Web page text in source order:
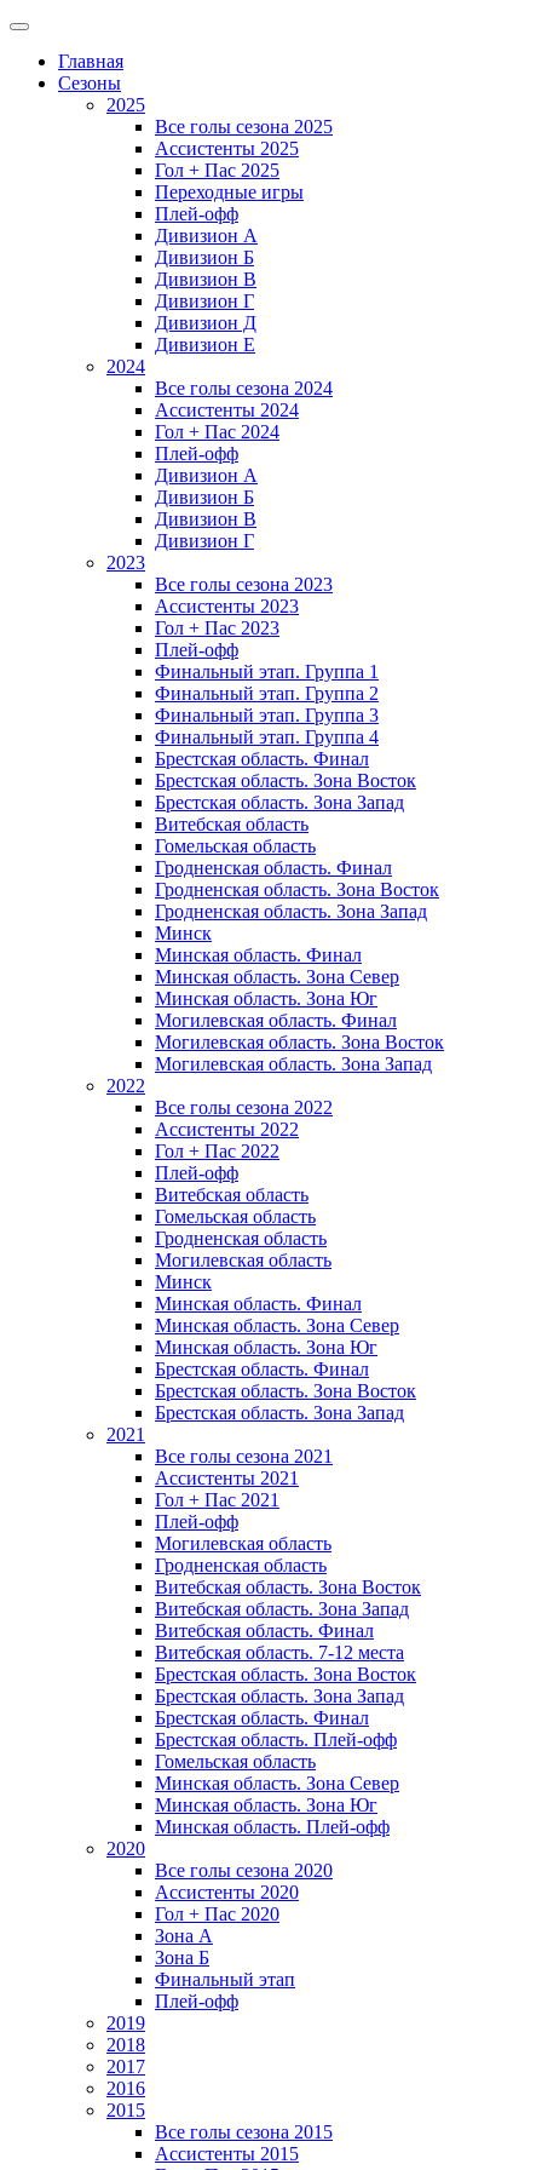
Главная
Сезоны
2025
Все голы сезона 2025
Ассистенты 2025
Гол + Пас 2025
Переходные игры
Плей-офф
Дивизион A
Дивизион Б
Дивизион В
Дивизион Г
Дивизион Д
Дивизион Е
2024
Все голы сезона 2024
Ассистенты 2024
Гол + Пас 2024
Плей-офф
Дивизион A
Дивизион Б
Дивизион В
Дивизион Г
2023
Все голы сезона 2023
Ассистенты 2023
Гол + Пас 2023
Плей-офф
Финальный этап. Группа 1
Финальный этап. Группа 2
Финальный этап. Группа 3
Финальный этап. Группа 4
Брестская область. Финал
Брестская область. Зона Восток
Брестская область. Зона Запад
Витебская область
Гомельская область
Гродненская область. Финал
Гродненская область. Зона Восток
Гродненская область. Зона Запад
Минск
Минская область. Финал
Минская область. Зона Север
Минская область. Зона Юг
Могилевская область. Финал
Могилевская область. Зона Восток
Могилевская область. Зона Запад
2022
Все голы сезона 2022
Ассистенты 2022
Гол + Пас 2022
Плей-офф
Витебская область
Гомельская область
Гродненская область
Могилевская область
Минск
Mинская область. Финал
Минская область. Зона Север
Минская область. Зона Юг
Брестская область. Финал
Брестская область. Зона Восток
Брестская область. Зона Запад
2021
Все голы сезона 2021
Ассистенты 2021
Гол + Пас 2021
Плей-офф
Могилевская область
Гродненская область
Витебская область. Зона Восток
Витебская область. Зона Запад
Витебская область. Финал
Витебская область. 7-12 места
Брестская область. Зона Восток
Брестская область. Зона Запад
Брестская область. Финал
Брестская область. Плей-офф
Гомельская область
Минская область. Зона Север
Минская область. Зона Юг
Минская область. Плей-офф
2020
Все голы сезона 2020
Ассистенты 2020
Гол + Пас 2020
Зона А
Зона Б
Финальный этап
Плей-офф
2019
2018
2017
2016
2015
Все голы сезона 2015
Ассистенты 2015